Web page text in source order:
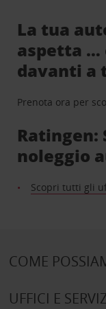
La tua
aspetta …
davanti a
Prenota ora per
Ratingen:
noleggio
Scopri tutti gli
COME
UFFICI E